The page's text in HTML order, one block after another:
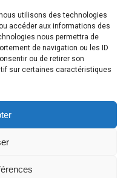
utilisons des technologies
accéder aux informations des
nous permettra de
de navigation ou les ID
ou de retirer son
sur certaines caractéristiques
les indésirables.En
données de vos
début